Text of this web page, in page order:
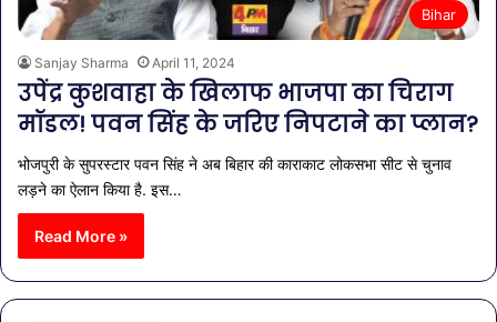
Bihar
Sanjay Sharma April 11, 2024
उपेंद्र कुशवाहा के खिलाफ भाजपा का चिराग
मॉडल! पवन सिंह के जरिए निपटाने का प्लान?
भोजपुरी के सुपरस्टार पवन सिंह ने अब बिहार की काराकाट लोकसभा सीट से चुनाव
लड़ने का ऐलान किया है. इस…
Read More »